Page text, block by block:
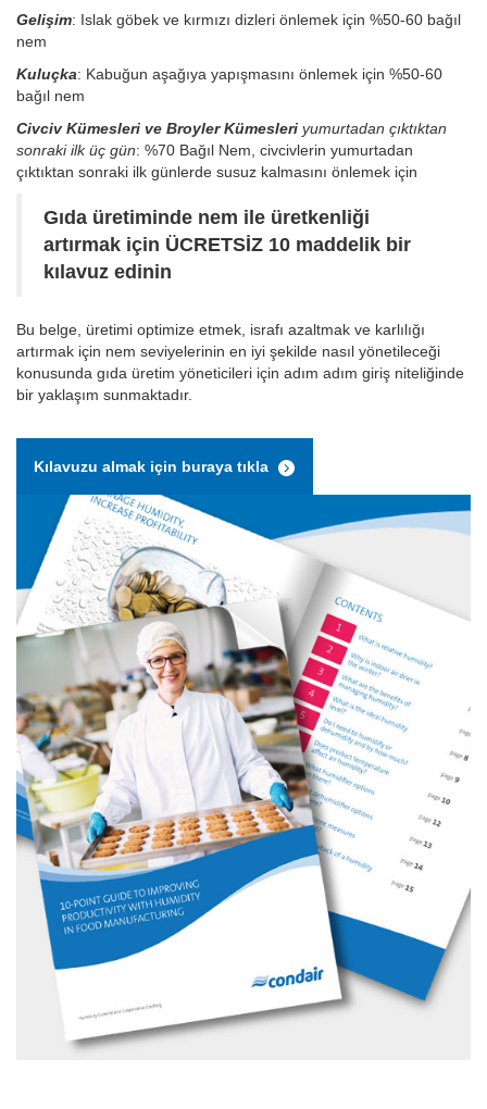
Gelişim: Islak göbek ve kırmızı dizleri önlemek için %50-60 bağıl
nem
Kuluçka: Kabuğun aşağıya yapışmasını önlemek için %50-60
bağıl nem
Civciv Kümesleri ve Broyler Kümesleri yumurtadan çıktıktan
sonraki ilk üç gün: %70 Bağıl Nem, civcivlerin yumurtadan
çıktıktan sonraki ilk günlerde susuz kalmasını önlemek için
Gıda üretiminde nem ile üretkenliği
artırmak için ÜCRETSİZ 10 maddelik bir
kılavuz edinin
Bu belge, üretimi optimize etmek, israfı azaltmak ve karlılığı
artırmak için nem seviyelerinin en iyi şekilde nasıl yönetileceği
konusunda gıda üretim yöneticileri için adım adım giriş niteliğinde
bir yaklaşım sunmaktadır.
Kılavuzu almak için buraya tıkla